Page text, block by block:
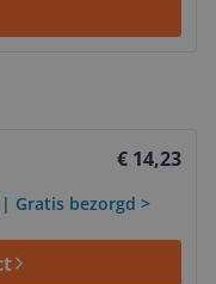
€ 14,23
Gratis bezorgd >